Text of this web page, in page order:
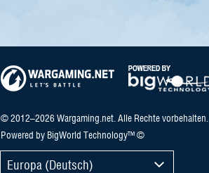
© 2012–2026 Wargaming.net. Alle Rechte vorbehalten.
Powered by BigWorld Technology™ ©
Europa (Deutsch)